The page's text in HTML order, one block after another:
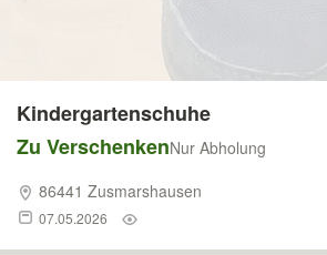
Kindergartenschuhe
Zu VerschenkenNur Abholung
86441 Zusmarshausen
07.05.2026